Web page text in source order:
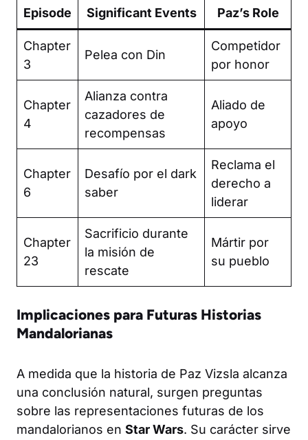
Episode Significant Events Paz’s Role
Chapter
3
Pelea con Din
Competidor
por honor
Chapter
4
Alianza contra
cazadores de
recompensas
Aliado de
apoyo
Chapter
6
Desafío por el dark
saber
Reclama el
derecho a
liderar
Chapter
23
Sacrificio durante
la misión de
rescate
Mártir por
su pueblo
Implicaciones para Futuras Historias
Mandalorianas
A medida que la historia de Paz Vizsla alcanza
una conclusión natural, surgen preguntas
sobre las representaciones futuras de los
mandalorianos en Star Wars. Su carácter sirve